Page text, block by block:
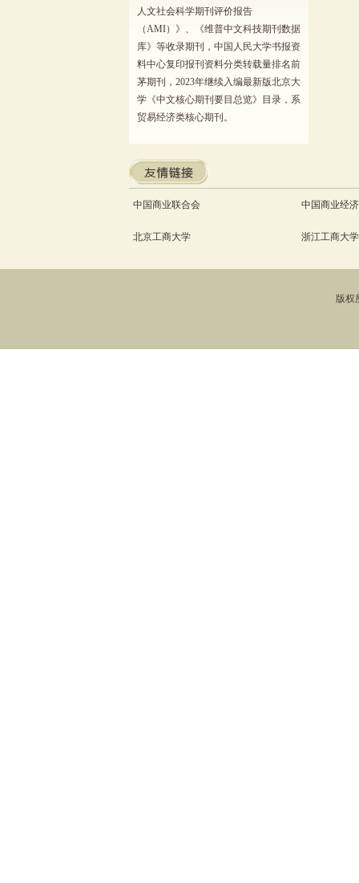
人文社会科学期刊评价报告
（AMI）》、《维普中文科技期刊数据
库》等收录期刊，中国人民大学书报资
料中心复印报刊资料分类转载量排名前
茅期刊，2023年继续入编最新版北京大
学《中文核心期刊要目总览》目录，系
贸易经济类核心期刊。
中国商业联合会 中国商业经
北京工商大学 浙江工商大学
版